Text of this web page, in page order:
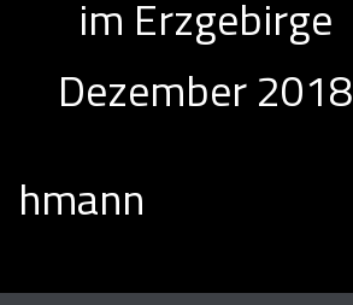
im Erzgebirge
Dezember 2018
hmann